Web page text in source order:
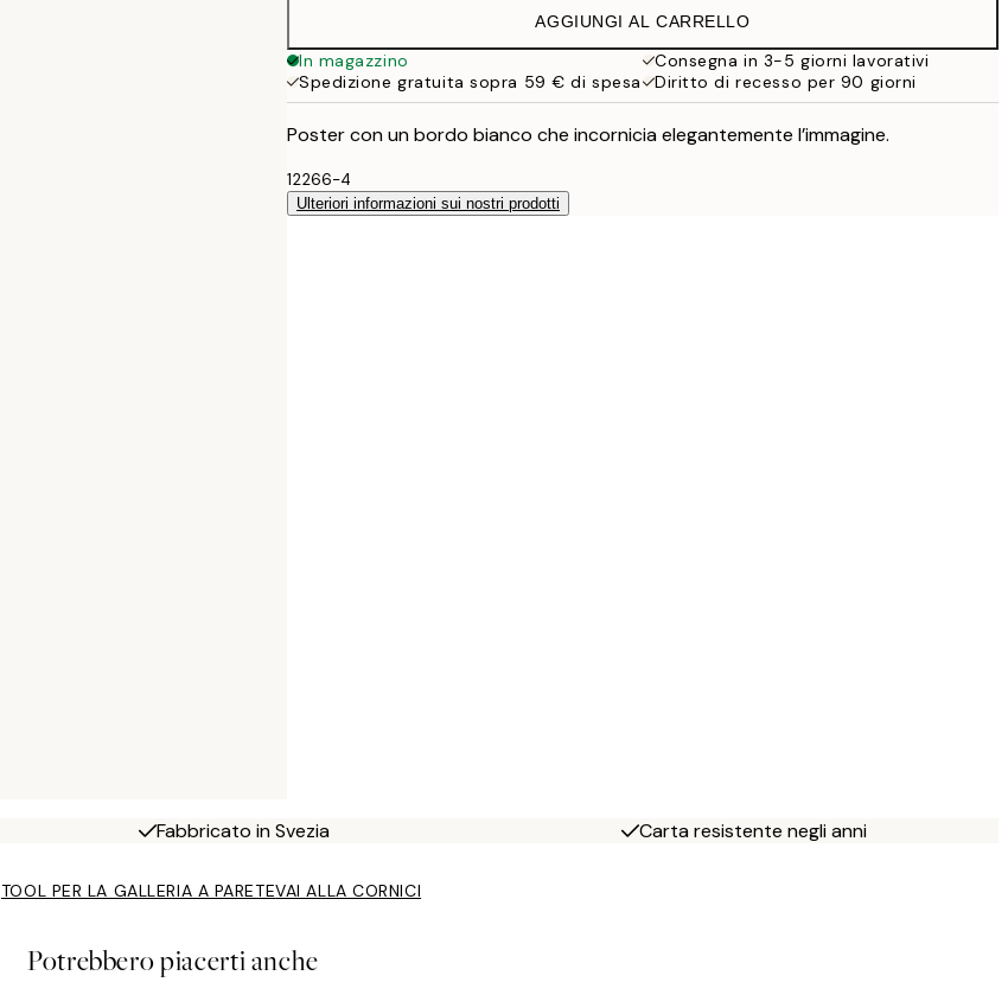
AGGIUNGI AL CARRELLO
In magazzino
Consegna in 3-5 giorni lavorativi
Spedizione gratuita sopra 59 € di spesa
Diritto di recesso per 90 giorni
Poster con un bordo bianco che incornicia elegantemente l’immagine.
12266-4
Ulteriori informazioni sui nostri prodotti
Fabbricato in Svezia Carta resistente negli anni
TOOL PER LA GALLERIA A PARETEVAI ALLA CORNICI
Potrebbero piacerti anche